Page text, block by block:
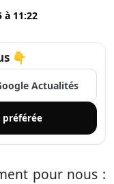
à 11:22
👇
Actualités
préférée
pour nous :